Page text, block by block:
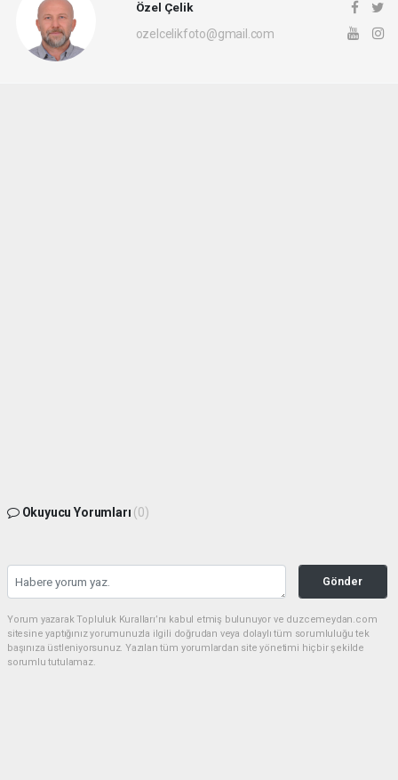
Özel Çelik
ozelcelikfoto@gmail.com
Okuyucu Yorumları (0)
Gönder
Yorum yazarak Topluluk Kuralları’nı kabul etmiş bulunuyor ve duzcemeydan.com
sitesine yaptığınız yorumunuzla ilgili doğrudan veya dolaylı tüm sorumluluğu tek
başınıza üstleniyorsunuz. Yazılan tüm yorumlardan site yönetimi hiçbir şekilde
sorumlu tutulamaz.